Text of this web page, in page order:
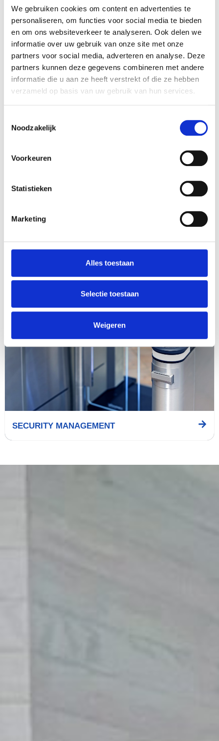
We gebruiken cookies om content en advertenties te
personaliseren, om functies voor social media te bieden
en om ons websiteverkeer te analyseren. Ook delen we
informatie over uw gebruik van onze site met onze
partners voor social media, adverteren en analyse. Deze
partners kunnen deze gegevens combineren met andere
informatie die u aan ze heeft verstrekt of die ze hebben
verzameld op basis van uw gebruik van hun services.
Noodzakelijk
Voorkeuren
Statistieken
Marketing
Alles toestaan
Selectie toestaan
Weigeren
ACCESSOIRES
SECURITY MANAGEMENT